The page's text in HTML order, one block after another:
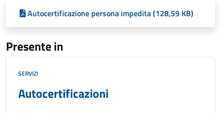
Autocertificazione persona impedita (128,59 KB)
Presente in
SERVIZI
Autocertificazioni